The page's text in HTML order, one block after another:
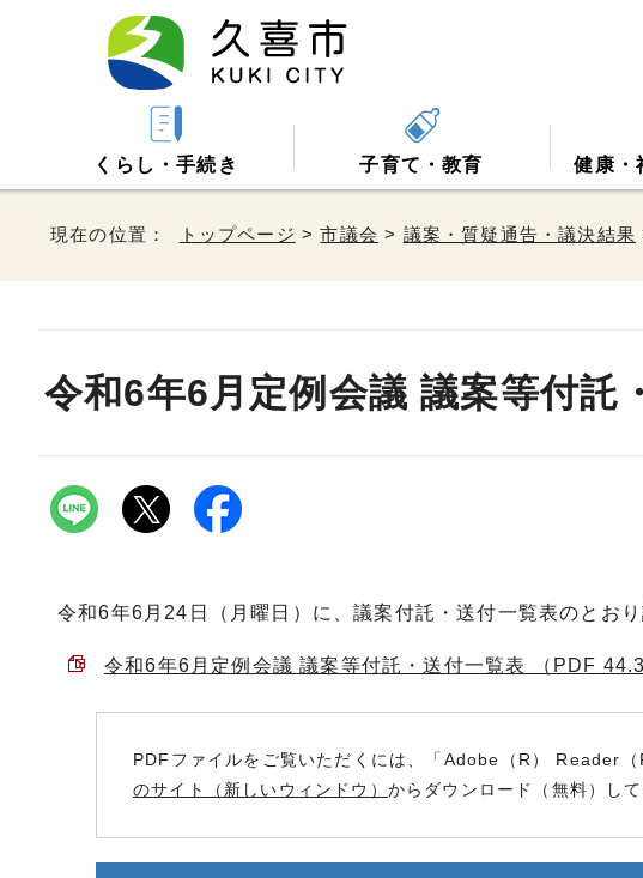
くらし・手続き 子育て・教育 健康・
現在の位置： トップページ >市議会 > 議案・質疑通告・議決結果
令和6年6月定例会議 議案等付託
令和6年6月24日（月曜日）に、議案付託・送付一覧表のとお
令和6年6月定例会議 議案等付託・送付一覧表 （PDF
PDFファイルをご覧いただくには、「Adobe（R） Reader
のサイト（新しいウィンドウ） からダウンロード（無料）して